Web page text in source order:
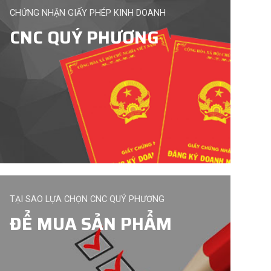
CHỨNG NHẬN GIẤY PHÉP KINH DOANH
CNC QUÝ PHƯƠNG
TẠI SAO LỰA CHỌN CNC QUÝ PHƯƠNG
ĐỂ MUA SẢN PHẨM